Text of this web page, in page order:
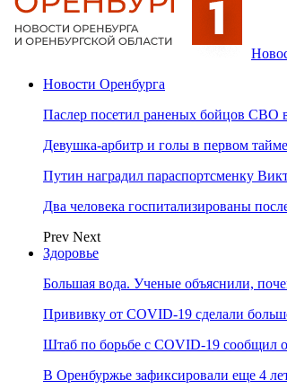
Новости Оренбурга
Паслер посетил раненых бойцов СВО
Девушка-арбитр и голы в первом
Путин наградил параспортсменку
Два человека госпитализированы
Prev Next
Здоровье
Большая вода. Ученые объяснили,
Прививку от COVID-19 сделали
Штаб по борьбе с СOVID-19 сообщил
В Оренбуржье зафиксировали еще 4